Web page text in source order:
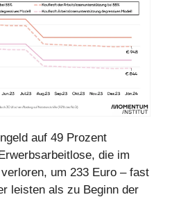
auf 49 Prozent
die im
um 233 Euro – fast
leisten als zu Beginn der